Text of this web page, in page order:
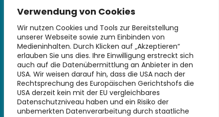
Verwendung von Cookies
Wir nutzen Cookies und Tools zur Bereitstellung
unserer Webseite sowie zum Einbinden von
Medieninhalten. Durch Klicken auf „Akzeptieren“
erlauben Sie uns dies. Ihre Einwilligung erstreckt sich
auch auf die Datenübermittlung an Anbieter in den
USA. Wir weisen darauf hin, dass die USA nach der
Rechtsprechung des Europäischen Gerichtshofs die
USA derzeit kein mit der EU vergleichbares
Datenschutzniveau haben und ein Risiko der
unbemerkten Datenverarbeitung durch staatliche
Universitätsbibliothek
Technische Universität Hamburg
Denickestraße 22
21073 Hamburg
+49 40 30601-2845
bibliothek@tuhh.de
Soziale Netzwerke